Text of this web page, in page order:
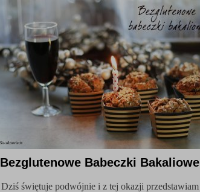
Bezglutenowe Babeczki Bakaliowe
Dziś świętuje podwójnie i z tej okazji przedstawiam